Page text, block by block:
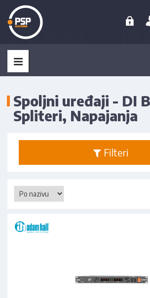
Spoljni uređaji - DI
Spliteri, Napajanja
Filteri